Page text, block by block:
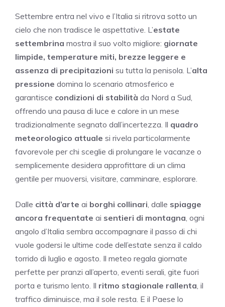
Settembre entra nel vivo e l’Italia si ritrova sotto un
cielo che non tradisce le aspettative. L’estate
settembrina mostra il suo volto migliore: giornate
limpide, temperature miti, brezze leggere e
assenza di precipitazioni su tutta la penisola. L’alta
pressione domina lo scenario atmosferico e
garantisce condizioni di stabilità da Nord a Sud,
offrendo una pausa di luce e calore in un mese
tradizionalmente segnato dall’incertezza. Il quadro
meteorologico attuale si rivela particolarmente
favorevole per chi sceglie di prolungare le vacanze o
semplicemente desidera approfittare di un clima
gentile per muoversi, visitare, camminare, esplorare.
Dalle città d’arte ai borghi collinari, dalle spiagge
ancora frequentate ai sentieri di montagna, ogni
angolo d’Italia sembra accompagnare il passo di chi
vuole godersi le ultime code dell’estate senza il caldo
torrido di luglio e agosto. Il meteo regala giornate
perfette per pranzi all’aperto, eventi serali, gite fuori
porta e turismo lento. Il ritmo stagionale rallenta, il
traffico diminuisce, ma il sole resta. E il Paese lo